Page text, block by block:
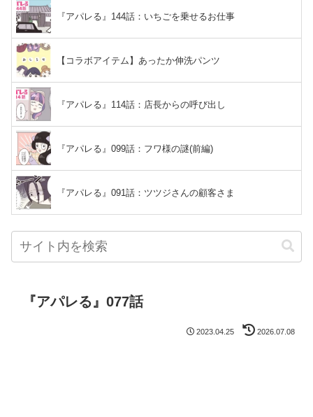
『アパレる』144話：いちごを乗せるお仕事
【コラボアイテム】あったか伸洗パンツ
『アパレる』114話：店長からの呼び出し
『アパレる』099話：フワ様の謎(前編)
『アパレる』091話：ツツジさんの顧客さま
『アパレる』077話
2023.04.25 2026.07.08